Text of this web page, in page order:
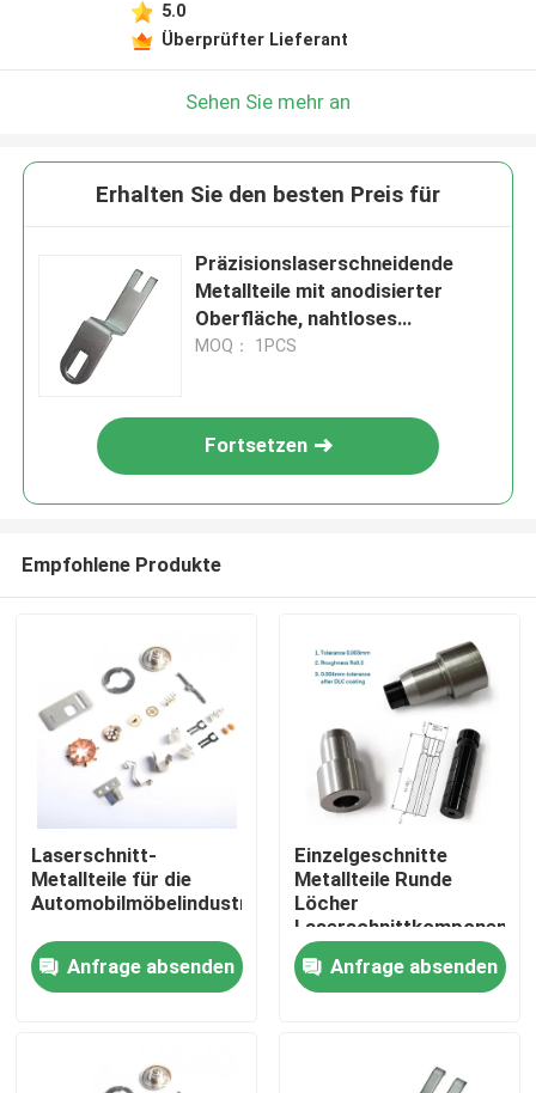
Videos
5.0
Überprüfter Lieferant
Sehen Sie mehr an
Erhalten Sie den besten Preis für
Präzisionslaserschneidende
Metallteile mit anodisierter
Oberfläche, nahtloses
Schweißen und
MOQ： 1PCS
Fortsetzen
Empfohlene Produkte
Laserschnitt-
Metallteile für die
Automobilmöbelindustrie
Anfrage absenden
Einzelgeschnitte
Metallteile Runde
Löcher
Laserschnittkomponenten
mit
Anodisierungsoberfläche
Anfrage absenden